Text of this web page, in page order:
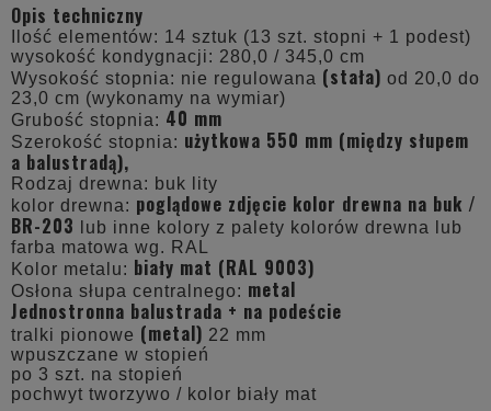
Opis techniczny
Ilość elementów: 14 sztuk (13 szt. stopni + 1 podest)
wysokość kondygnacji: 280,0 / 345,0 cm
Wysokość stopnia: nie regulowana (stała) od 20,0 do
23,0 cm (wykonamy na wymiar)
Grubość stopnia: 40 mm
Szerokość stopnia: użytkowa 550 mm (między słupem
a balustradą),
Rodzaj drewna: buk lity
kolor drewna: poglądowe zdjęcie kolor drewna na buk /
BR-203
lub inne kolory z palety kolorów drewna lub
farba matowa wg. RAL
Kolor metalu: biały mat (RAL 9003)
Osłona słupa centralnego: metal
Jednostronna balustrada + na podeście
tralki pionowe (metal) 22 mm
wpuszczane w stopień
po 3 szt. na stopień
pochwyt tworzywo / kolor biały mat